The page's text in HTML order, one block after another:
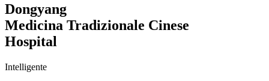
Dongyang
Medicina Tradizionale Cinese
Hospital
Intelligente